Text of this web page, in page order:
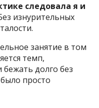
следовала я и
изнурительных
занятие в том
темп,
долго без
просто